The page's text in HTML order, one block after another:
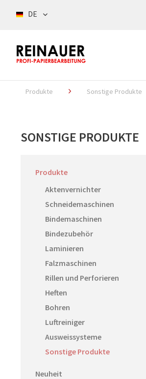
DE
Produkte Sonstige Produkte
SONSTIGE PRODUKTE
Produkte
Aktenvernichter
Schneidemaschinen
Bindemaschinen
Bindezubehör
Laminieren
Falzmaschinen
Rillen und Perforieren
Heften
Bohren
Luftreiniger
Ausweissysteme
Sonstige Produkte
Neuheit